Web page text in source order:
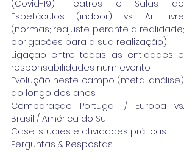
(Covid-19): Teatros e Salas de
Espetáculos (indoor) vs. Ar Livre
(normas; reajuste perante a realidade;
obrigações para a sua realização)
Ligação entre todas as entidades e
responsabilidades num evento
Evolução neste campo (meta-análise)
ao longo dos anos
Comparação Portugal / Europa vs.
Brasil / América do Sul
Case-studies e atividades práticas
Perguntas & Respostas